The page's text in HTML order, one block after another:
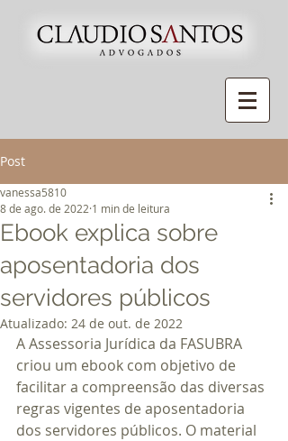
Post
Ebook explica sobre
aposentadoria dos
servidores públicos
vanessa5810
8 de ago. de 2022 1 min de leitura
Atualizado: 24 de out. de 2022
A Assessoria Jurídica da FASUBRA
criou um ebook com objetivo de
facilitar a compreensão das diversas
regras vigentes de aposentadoria
dos servidores públicos. O material